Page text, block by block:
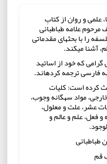
علمى و روان از کتابِ
مرحوم علامه طباطبائى
را با بحث‏هاى مقدماتى
آشنا مى‏کند.
گرامى که خود از اساتید
فارسى ترجمه کرده‏اند.
کرده است: کلیات
مواد سه‏گانه وجوب،
عشر، علت و معلول،
فعل، علم و عالم و
قم